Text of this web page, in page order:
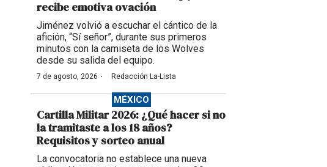
recibe emotiva ovación
Jiménez volvió a escuchar el cántico de la
afición, “Sí señor”, durante sus primeros
minutos con la camiseta de los Wolves
desde su salida del equipo.
7 de agosto, 2026 · Redacción La-Lista
MÉXICO
Cartilla Militar 2026: ¿Qué hacer si no
la tramitaste a los 18 años?
Requisitos y sorteo anual
La convocatoria no establece una nueva